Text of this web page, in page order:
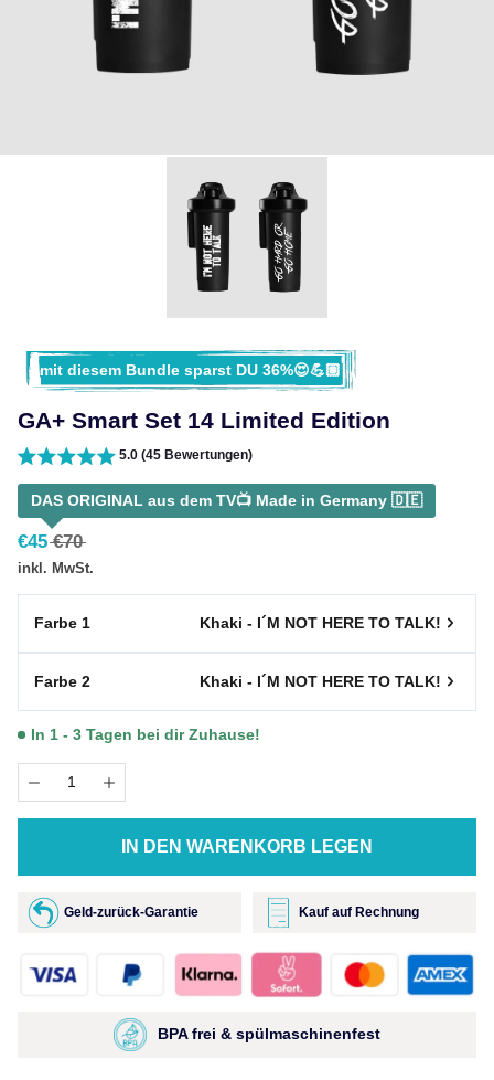
mit diesem Bundle sparst DU 36%😍💪🏽
GA+ Smart Set 14 Limited Edition
5.0 (45 Bewertungen)
DAS ORIGINAL aus dem TV📺 Made in Germany 🇩🇪
€45 €70
inkl. MwSt.
Farbe 1 Khaki - I´M NOT HERE TO TALK!
Farbe 2 Khaki - I´M NOT HERE TO TALK!
In 1 - 3 Tagen bei dir Zuhause!
IN DEN WARENKORB LEGEN
Geld-zurück-Garantie Kauf auf Rechnung
BPA frei & spülmaschinenfest